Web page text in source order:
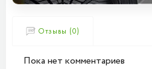
Отзывы (0)
Пока нет комментариев